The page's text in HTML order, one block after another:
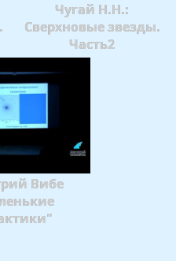
Чугай Н.Н.:
Сверхновые звезды.
Часть2
Вибе